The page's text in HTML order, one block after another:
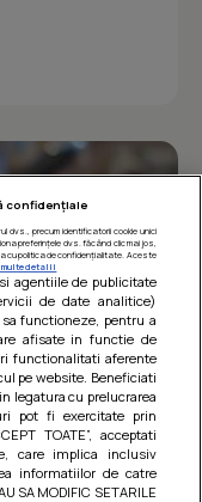
rosu
confidențiale
precum identificatorii cookie unici
preferințele dvs. făcând clic mai jos,
cu politica de confidențialitate. Aceste
multe detalii
agentiile de publicitate
de date analitice)
functioneze, pentru a
afisate in functie de
functionalitati aferente
pe website. Beneficiati
legatura cu prelucrarea
pot fi exercitate prin
TOATE”, acceptati
care implica inclusiv
informatiilor de catre
SA MODIFIC SETARILE